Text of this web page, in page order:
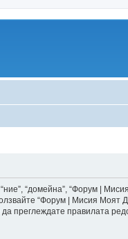
“домейна”, “Форум |
“Форум | Мисия
преглеждате правилата